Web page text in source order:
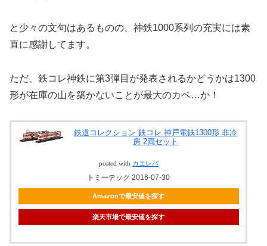
と少々の文句はあるものの、神鉄1000系列の充実には素
直に感謝してます。
ただ、鉄コレ神鉄に第3弾目が発表されるかどうかは1300
形が在庫の山を築かないことが最大のカベ…か！
鉄道コレクション 鉄コレ 神戸電鉄1300形 非冷
房 2両セット
posted with カエレバ
トミーテック 2016-07-30
Amazonで最安値を探す
楽天市場で最安値を探す